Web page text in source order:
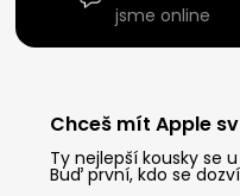
jsme online
Chceš mít Apple
Ty nejlepší kousky se
Buď první, kdo se